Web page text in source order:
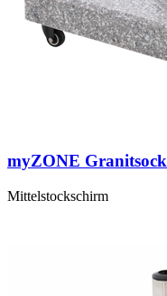
myZONE
Mittelstockschirm